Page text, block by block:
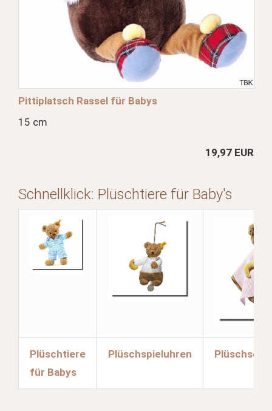
Pittiplatsch Rassel für Babys
15 cm
19,97 EUR
Schnellklick: Plüschtiere für Baby's
Plüschtiere
für Babys
Plüschspieluhren